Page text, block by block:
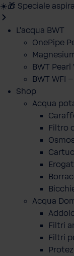
☀️🎁 Speciale
L'acqua BWT
OnePipe
BWT
BWT WFI
Shop
Acqua
Filtro
Acqua
Filtri
Filtri